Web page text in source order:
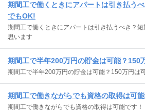
期間工で働くときにアパートは引き払う
でもOK!
期間工で働くときにアパートは引き払うべき？
思います
期間工で半年200万円の貯金は可能？150
期間工で半年200万円の貯金は可能？150万円は
期間工で働きながらでも資格の取得は可能
期間工で働きながらでも資格の取得は可能です！